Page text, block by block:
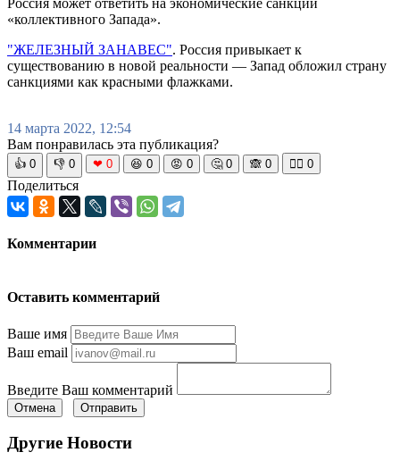
«коллективного Запада».
"ЖЕЛЕЗНЫЙ ЗАНАВЕС". Россия привыкает к
существованию в новой реальности — Запад обложил страну
санкциями как красными флажками.
14 марта 2022, 12:54
Вам понравилась эта публикация?
👍 0 👎 0 ❤ 0 😆 0 😡 0 🤔 0 🙈 0 🧘‍♀️ 0
Поделиться
Комментарии
Оставить комментарий
Ваше имя
Ваш email
Введите Ваш комментарий
Отмена Отправить
Другие Новости